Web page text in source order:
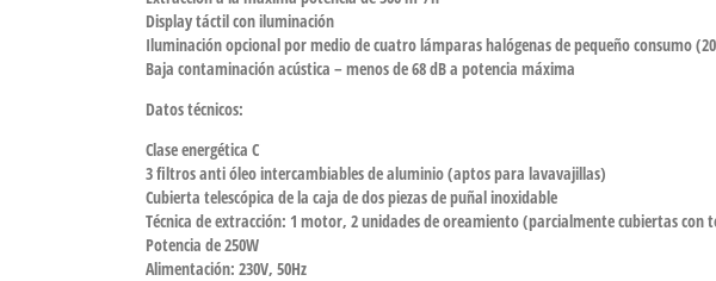
Display táctil con iluminación
Iluminación opcional por medio de cuatro lámparas halógenas de pequeño consumo
Baja contaminación acústica – menos de 68 dB a potencia máxima
Datos técnicos:
Clase energética C
3 filtros anti óleo intercambiables de aluminio (aptos para lavavajillas)
Cubierta telescópica de la caja de dos piezas de puñal inoxidable
Técnica de extracción: 1 motor, 2 unidades de oreamiento (parcialmente cubiertas con
Potencia de 250W
Alimentación: 230V, 50Hz